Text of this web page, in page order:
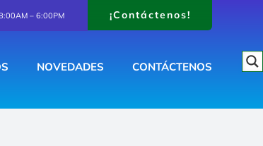
– 6:00PM ¡Contáctenos!
NOVEDADES CONTÁCTENOS